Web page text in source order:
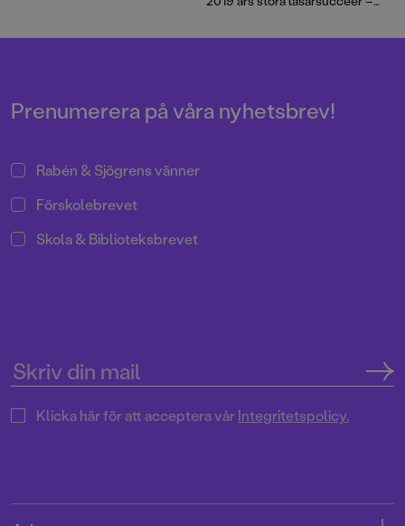
efterlängtad uppföljare. Den här
Prenumerera på våra nyhetsbrev!
Rabén & Sjögrens vänner
Förskolebrevet
Skola & Biblioteksbrevet
Klicka här för att acceptera vårIntegritetspolicy.